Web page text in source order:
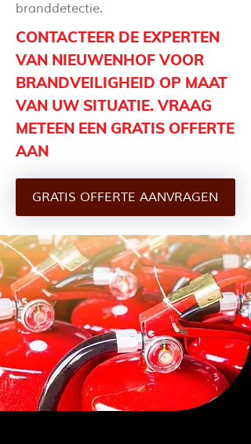
branddetectie.
CONTACTEER DE EXPERTEN
VAN NIEUWENHOF VOOR
BRANDVEILIGHEID OP MAAT
VAN UW SITUATIE. VRAAG
METEEN EEN GRATIS OFFERTE
AAN
GRATIS OFFERTE AANVRAGEN